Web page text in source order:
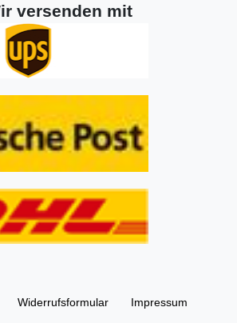
versenden mit
Widerrufs­formular Impressum